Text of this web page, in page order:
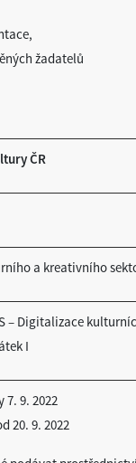
žadatelů
ČR
a kreativního
– Digitalizace
I
7. 9. 2022
20. 9. 2022